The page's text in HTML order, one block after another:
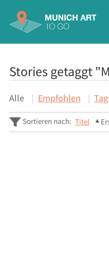
Stories getaggt
Alle Empfohlen
Sortieren nach: Titel